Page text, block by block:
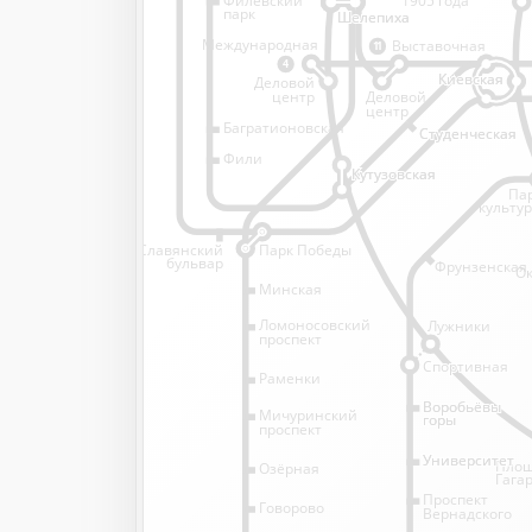
4
11
Лужники
Деловой
центр
Шелепиха
Шелепиха
Минская
Ломоносовский
проспект
Раменки
Парк Победы
парк
Багратионовская
Фили
Международная
Спортивная
Спортивная
Фрунзенская
Славянский
бульвар
Выставочная
Проспект
Вернадского
Деловой
центр
Киевская
Киевская
Студенческая
Студенческая
Кутузовская
Кутузовская
Воробьёвы
горы
Воробьёвы
горы
Университет
Университет
Говорово
Озёрная
Мичуринский
проспект